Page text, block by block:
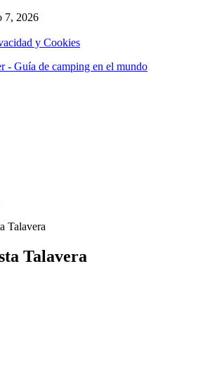
7, 2026
y Cookies
- Guía de camping en el mundo
Talavera
Talavera